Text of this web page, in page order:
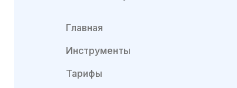
Главная
Инструменты
Тарифы